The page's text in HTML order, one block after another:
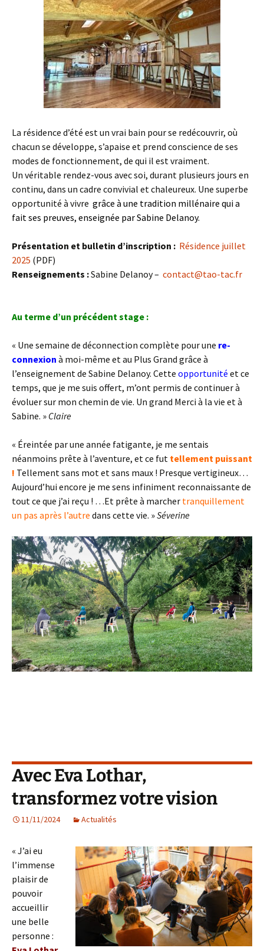
La résidence d’été est un vrai bain pour se redécouvrir, où
chacun se développe, s’apaise et prend conscience de ses
modes de fonctionnement, de qui il est vraiment.
Un véritable rendez-vous avec soi, durant plusieurs jours en
continu, dans un cadre convivial et chaleureux. Une superbe
opportunité à vivre grâce à une tradition millénaire qui a
fait ses preuves, enseignée par Sabine Delanoy.
Présentation et bulletin d’inscription : Résidence juillet
2025 (PDF)
Renseignements :Sabine Delanoy – contact@tao-tac.fr
Au terme d’un précédent stage :
« Une semaine de déconnection complète pour une re-
connexion à moi-même et au Plus Grand grâce à
l’enseignement de Sabine Delanoy. Cette opportunité et ce
temps, que je me suis offert, m’ont permis de continuer à
évoluer sur mon chemin de vie. Un grand Merci à la vie et à
Sabine. » Claire
« Éreintée par une année fatigante, je me sentais
néanmoins prête à l’aventure, et ce fut tellement puissant
! Tellement sans mot et sans maux ! Presque vertigineux…
Aujourd’hui encore je me sens infiniment reconnaissante de
tout ce que j’ai reçu ! …Et prête à marcher tranquillement
un pas après l’autre dans cette vie. »Séverine
Avec Eva Lothar,
transformez votre vision
11/11/2024 Actualités
« J’ai eu
l’immense
plaisir de
pouvoir
accueillir
une belle
personne :